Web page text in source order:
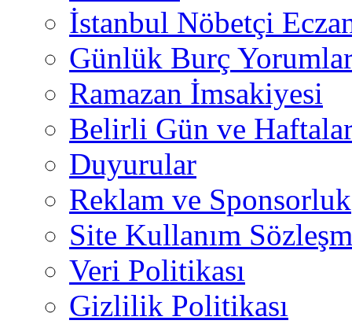
İstanbul Nöbetçi
Günlük Burç
Ramazan İmsakiyesi
Belirli Gün ve
Duyurular
Reklam ve Sponsorluk
Site Kullanım
Veri Politikası
Gizlilik Politikası